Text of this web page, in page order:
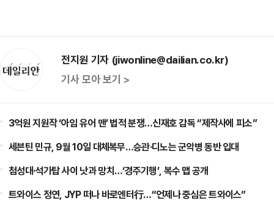
전지원 기자 (jiwonline@dailian.co.kr)
기사 모아 보기 >
3억원 지원작 ‘아임 유어 맨’ 법적 분쟁…신재호 감독 “제작사에 피소”
세븐틴 민규, 9월 10일 대체복무…승관·디노는 군악병 동반 입대
첨성대·석가탑 사이 낫과 망치…‘경주기행’, 복수 맵 공개
트와이스 정연, JYP 떠나 바로엔터行…“언제나 중심은 트와이스”